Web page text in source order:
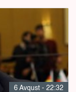
6 Avqust - 22:32